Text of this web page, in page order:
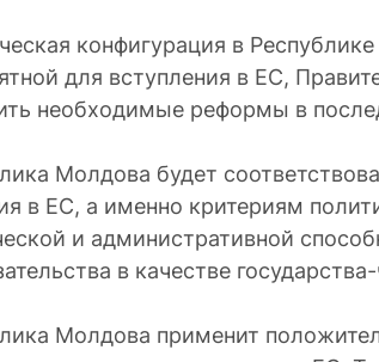
конфигурация в
для вступления в ЕС,
необходимые реформы в
Молдова будет
в ЕС, а именно критериям
и административной
в качестве
Молдова применит